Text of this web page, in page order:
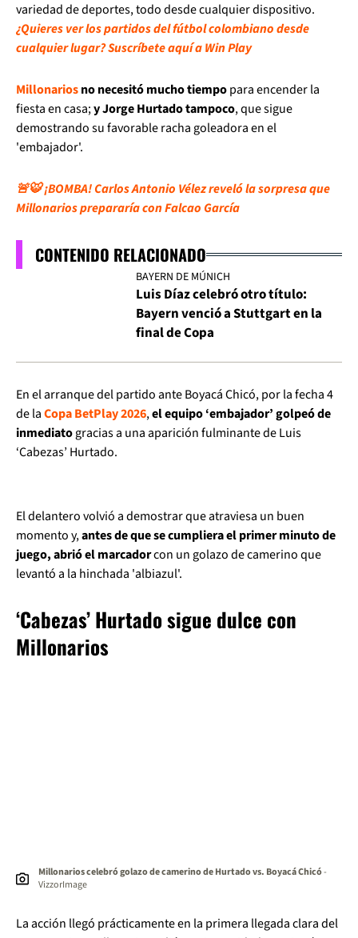
variedad de deportes, todo desde cualquier dispositivo.
¿Quieres ver los partidos del fútbol colombiano desde
cualquier lugar? Suscríbete aquí a Win Play
Millonariosno necesitó mucho tiempopara encender la
fiesta en casa;y Jorge Hurtado tampoco, que sigue
demostrando su favorable racha goleadora en el
'embajador'.
🚨🐯 ¡BOMBA! Carlos Antonio Vélez reveló la sorpresa que
Millonarios prepararía con Falcao García
CONTENIDO RELACIONADO
BAYERN DE MÚNICH
Luis Díaz celebró otro título:
Bayern venció a Stuttgart en la
final de Copa
En el arranque del partido ante Boyacá Chicó, por la fecha 4
de laCopa BetPlay 2026,el equipo ‘embajador’ golpeó de
inmediatogracias a una aparición fulminante de Luis
‘Cabezas’ Hurtado.
El delantero volvió a demostrar que atraviesa un buen
momento y,antes de que se cumpliera el primer minuto de
juego, abrió el marcadorcon un golazo de camerino que
levantó a la hinchada 'albiazul'.
‘Cabezas’ Hurtado sigue dulce con
Millonarios
Millonarios celebró golazo de camerino de Hurtado vs. Boyacá Chicó-
VizzorImage
La acción llegó prácticamente en la primera llegada clara del